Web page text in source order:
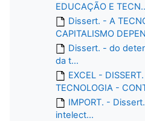
EDUCAÇÃO E
Dissert. - A
CAPITALISMO
Dissert. - do
da t...
EXCEL -
TECNOLOGIA -
IMPORT. -
intelect...